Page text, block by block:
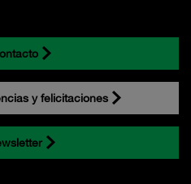
y felicitaciones